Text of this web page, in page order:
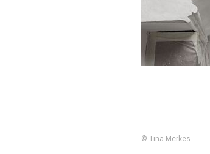
© Tina Merkes